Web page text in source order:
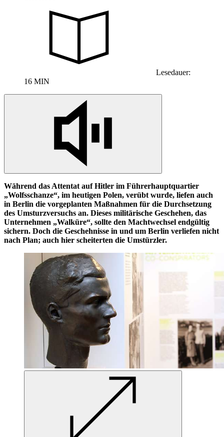
Lesedauer:
16 MIN
Während das Attentat auf Hitler im Führerhauptquartier
„Wolfsschanze“, im heutigen Polen, verübt wurde, liefen auch
in Berlin die vorgeplanten Maßnahmen für die Durchsetzung
des Umsturzversuchs an. Dieses militärische Geschehen, das
Unternehmen „Walküre“, sollte den Machtwechsel endgültig
sichern. Doch die Geschehnisse in und um Berlin verliefen nicht
nach Plan; auch hier scheiterten die Umstürzler.